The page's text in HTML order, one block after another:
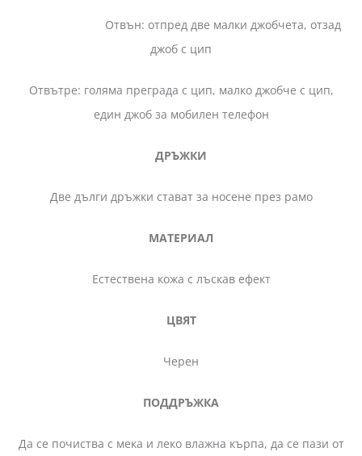
Отвън: отпред две малки джобчета, отзад
джоб с цип
Отвътре: голяма преграда с цип, малко джобче с цип,
един джоб за мобилен телефон
ДРЪЖКИ
Две дълги дръжки стават за носене през рамо
МАТЕРИАЛ
Естествена кожа с лъскав ефект
ЦВЯТ
Черен
ПОДДРЪЖКА
Да се почиства с мека и леко влажна кърпа, да се пази от